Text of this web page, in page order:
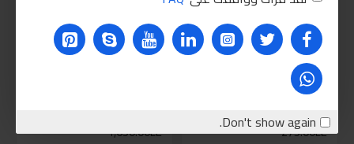
Don't show again.
بلاور انكو 400 وات
275.00LE
1,650.00LE